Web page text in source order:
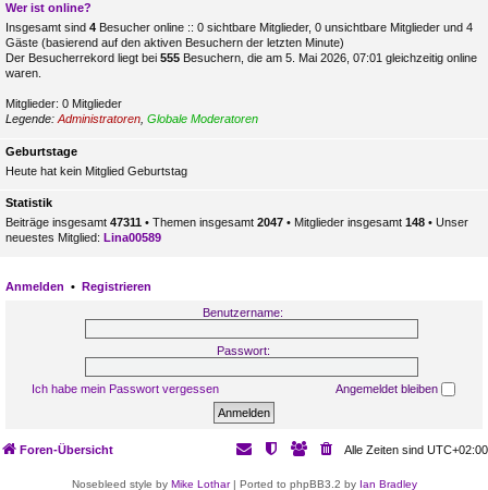
Wer ist online?
Insgesamt sind 4 Besucher online :: 0 sichtbare Mitglieder, 0 unsichtbare Mitglieder und 4
Gäste (basierend auf den aktiven Besuchern der letzten Minute)
Der Besucherrekord liegt bei 555 Besuchern, die am 5. Mai 2026, 07:01 gleichzeitig online
waren.
Mitglieder: 0 Mitglieder
Legende: Administratoren Globale Moderatoren
Geburtstage
Heute hat kein Mitglied Geburtstag
Statistik
Beiträge insgesamt 47311 • Themen insgesamt 2047 • Mitglieder insgesamt 148 • Unser
neuestes Mitglied: Lina00589
Anmelden • Registrieren
Benutzername:
Passwort:
Ich habe mein Passwort vergessen Angemeldet bleiben
Foren-Übersicht Alle Zeiten sind UTC+02:00
Nosebleed style by Mike Lothar| Ported to phpBB3.2 by Ian Bradley